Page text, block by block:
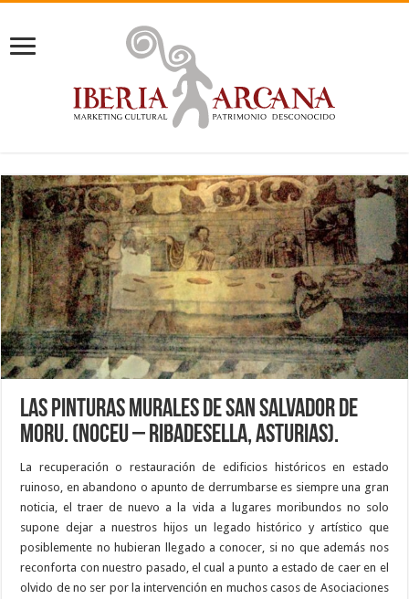
Las Pinturas Murales de San Salvador de
Moru. (Noceu – Ribadesella, Asturias).
La recuperación o restauración de edificios históricos en estado
ruinoso, en abandono o apunto de derrumbarse es siempre una gran
noticia, el traer de nuevo a la vida a lugares moribundos no solo
supone dejar a nuestros hijos un legado histórico y artístico que
posiblemente no hubieran llegado a conocer, si no que además nos
reconforta con nuestro pasado, el cual a punto a estado de caer en el
olvido de no ser por la intervención en muchos casos de Asociaciones